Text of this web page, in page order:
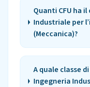
Quanti CFU ha
Industriale per
(Meccanica)?
A quale classe
Ingegneria